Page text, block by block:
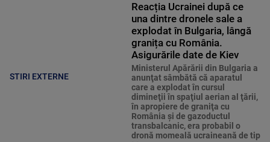
STIRI EXTERNE
Reacția Ucrainei după ce
una dintre dronele sale a
explodat în Bulgaria, lângă
granița cu România.
Asigurările date de Kiev
Ministerul Apărării din Bulgaria a
anunţat sâmbătă că aparatul
care a explodat în cursul
dimineţii în spaţiul aerian al ţării,
în apropiere de graniţa cu
România şi de gazoductul
transbalcanic, era probabil o
dronă momeală ucraineană de tip